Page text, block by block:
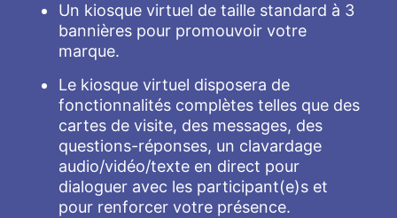
Un kiosque virtuel de taille standard à 3
bannières pour promouvoir votre
marque.
Le kiosque virtuel disposera de
fonctionnalités complètes telles que des
cartes de visite, des messages, des
questions-réponses, un clavardage
audio/vidéo/texte en direct pour
dialoguer avec les participant(e)s et
pour renforcer votre présence.